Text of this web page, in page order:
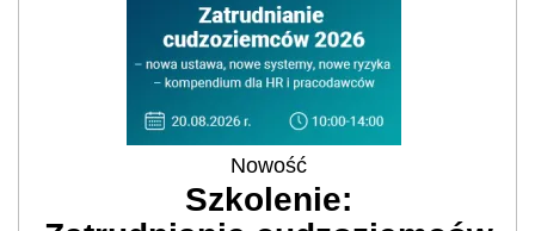
Nowość
Szkolenie: